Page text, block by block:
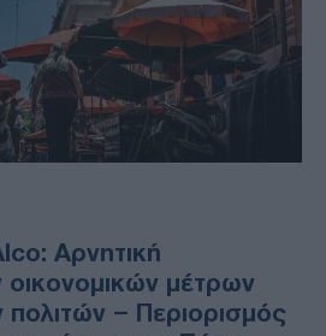
Αρνητική
οικονομικών μέτρων
– Περιορισμός